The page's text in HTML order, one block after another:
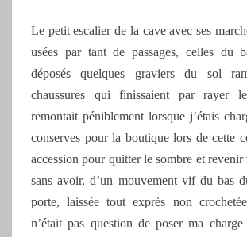
Le petit escalier de la cave avec ses
usées par tant de passages, celles du
déposés quelques graviers du sol
chaussures qui finissaient par rayer
remontait péniblement lorsque j’étais
conserves pour la boutique lors de cette
accession pour quitter le sombre et
sans avoir, d’un mouvement vif du bas
porte, laissée tout exprès non
n’était pas question de poser ma